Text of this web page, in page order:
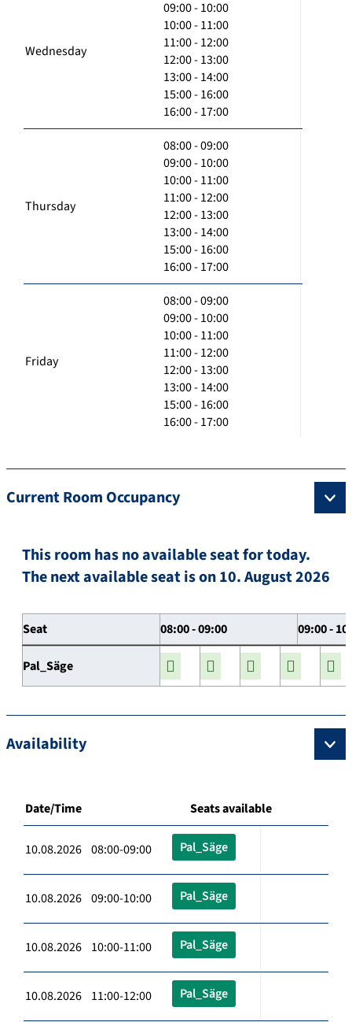
Wednesday
09:00 - 10:00
10:00 - 11:00
11:00 - 12:00
12:00 - 13:00
13:00 - 14:00
15:00 - 16:00
16:00 - 17:00
Thursday
08:00 - 09:00
09:00 - 10:00
10:00 - 11:00
11:00 - 12:00
12:00 - 13:00
13:00 - 14:00
15:00 - 16:00
16:00 - 17:00
Friday
08:00 - 09:00
09:00 - 10:00
10:00 - 11:00
11:00 - 12:00
12:00 - 13:00
13:00 - 14:00
15:00 - 16:00
16:00 - 17:00
Current Room Occupancy
This room has no available seat for today.
The next available seat is on 10. August 2026
Seat 08:00 - 09:00 09:00 -
Pal_Säge
Availability
Date/Time Seats available
10.08.2026 08:00-09:00 Pal_Säge
10.08.2026 09:00-10:00 Pal_Säge
10.08.2026 10:00-11:00 Pal_Säge
10.08.2026 11:00-12:00 Pal_Säge